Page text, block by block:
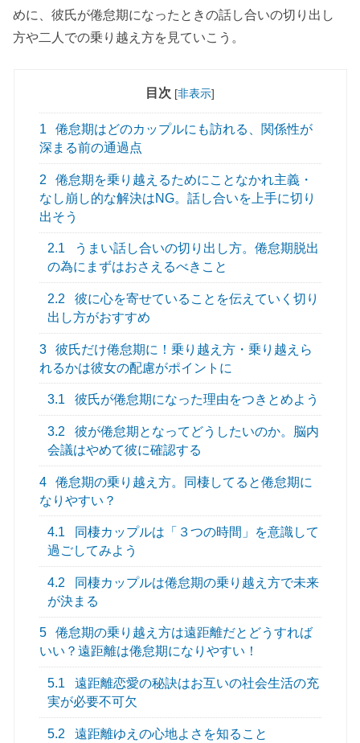
めに、彼氏が倦怠期になったときの話し合いの切り出し
方や二人での乗り越え方を見ていこう。
目次 [非表示]
1
倦怠期はどのカップルにも訪れる、関係性が
深まる前の通過点
2
倦怠期を乗り越えるためにことなかれ主義・
なし崩し的な解決はNG。話し合いを上手に切り
出そう
2.1
うまい話し合いの切り出し方。倦怠期脱出
の為にまずはおさえるべきこと
2.2
彼に心を寄せていることを伝えていく切り
出し方がおすすめ
3
彼氏だけ倦怠期に！乗り越え方・乗り越えら
れるかは彼女の配慮がポイントに
3.1 彼氏が倦怠期になった理由をつきとめよう
3.2
彼が倦怠期となってどうしたいのか。脳内
会議はやめて彼に確認する
4
倦怠期の乗り越え方。同棲してると倦怠期に
なりやすい？
4.1
同棲カップルは「３つの時間」を意識して
過ごしてみよう
4.2
同棲カップルは倦怠期の乗り越え方で未来
が決まる
5
倦怠期の乗り越え方は遠距離だとどうすれば
いい？遠距離は倦怠期になりやすい！
5.1
遠距離恋愛の秘訣はお互いの社会生活の充
実が必要不可欠
5.2 遠距離ゆえの心地よさを知ること